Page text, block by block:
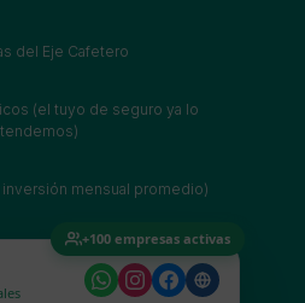
del Eje Cafetero
(el tuyo de seguro ya lo
inversión mensual promedio)
+100 empresas activas